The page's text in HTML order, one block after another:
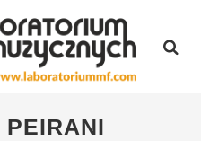
PEIRANI